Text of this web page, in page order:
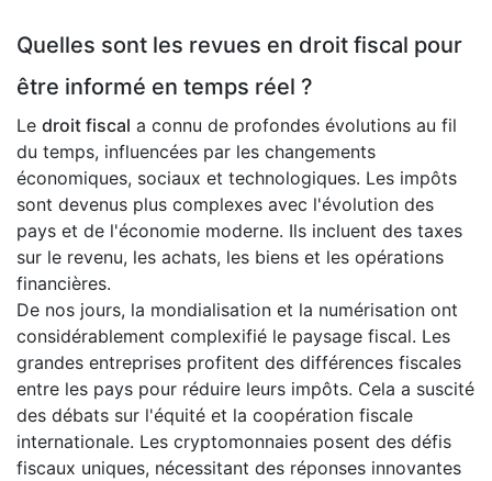
Quelles sont les revues en droit fiscal pour
être informé en temps réel ?
Le droit fiscal a connu de profondes évolutions au fil
du temps, influencées par les changements
économiques, sociaux et technologiques. Les impôts
sont devenus plus complexes avec l'évolution des
pays et de l'économie moderne. Ils incluent des taxes
sur le revenu, les achats, les biens et les opérations
financières.
De nos jours, la mondialisation et la numérisation ont
considérablement complexifié le paysage fiscal. Les
grandes entreprises profitent des différences fiscales
entre les pays pour réduire leurs impôts. Cela a suscité
des débats sur l'équité et la coopération fiscale
internationale. Les cryptomonnaies posent des défis
fiscaux uniques, nécessitant des réponses innovantes